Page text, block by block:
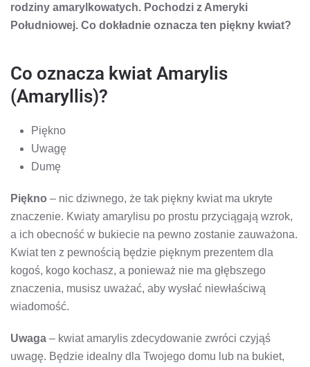
rodziny amarylkowatych. Pochodzi z Ameryki
Południowej. Co dokładnie oznacza ten piękny kwiat?
Co oznacza kwiat Amarylis
(Amaryllis)?
Piękno
Uwagę
Dumę
Piękno – nic dziwnego, że tak piękny kwiat ma ukryte
znaczenie. Kwiaty amarylisu po prostu przyciągają wzrok,
a ich obecność w bukiecie na pewno zostanie zauważona.
Kwiat ten z pewnością będzie pięknym prezentem dla
kogoś, kogo kochasz, a ponieważ nie ma głębszego
znaczenia, musisz uważać, aby wysłać niewłaściwą
wiadomość.
Uwaga – kwiat amarylis zdecydowanie zwróci czyjąś
uwagę. Będzie idealny dla Twojego domu lub na bukiet,